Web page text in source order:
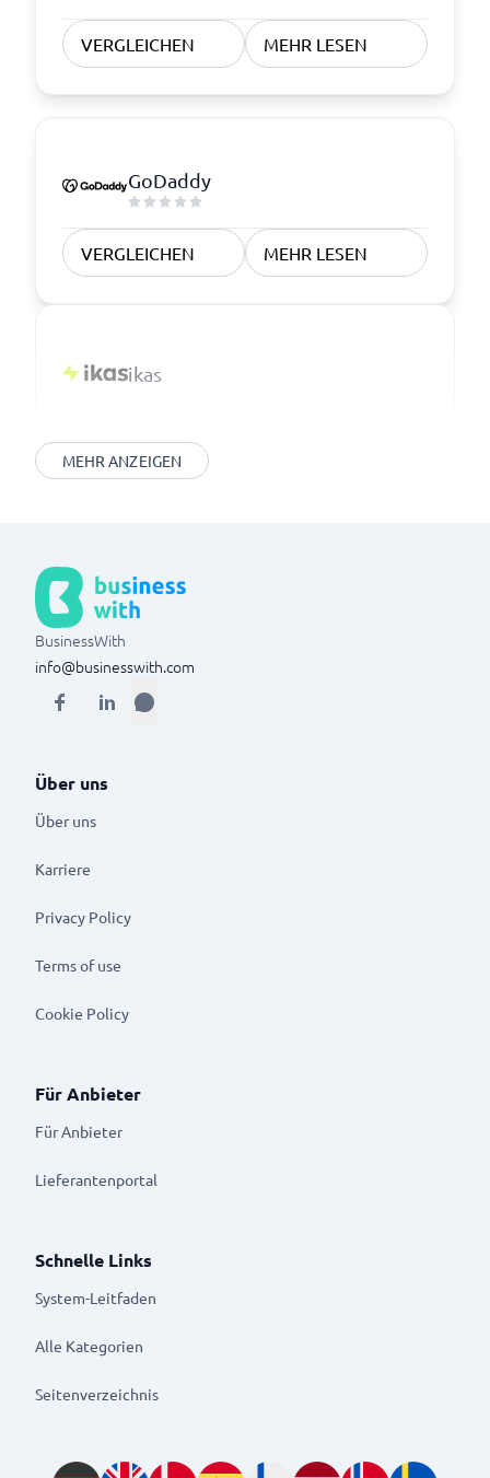
VERGLEICHEN MEHR LESEN
GoDaddy
VERGLEICHEN MEHR LESEN
ikas
MEHR ANZEIGEN
BusinessWith
info@businesswith.com
Über uns
Über uns
Karriere
Privacy Policy
Terms of use
Cookie Policy
Für Anbieter
Für Anbieter
Lieferantenportal
Schnelle Links
System-Leitfaden
Alle Kategorien
Seitenverzeichnis